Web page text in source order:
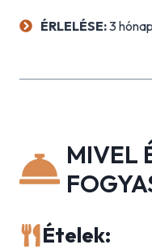
ÉRLELÉSE:3 hónap
MIVEL
Ételek: